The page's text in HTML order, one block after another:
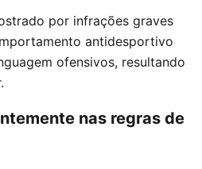
por infrações graves
antidesportivo
ofensivos, resultando
nas regras de